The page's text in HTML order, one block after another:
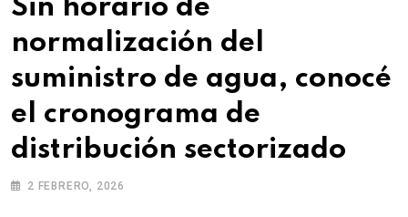
Sin horario de
normalización del
suministro de agua, conocé
el cronograma de
distribución sectorizado
2 FEBRERO, 2026